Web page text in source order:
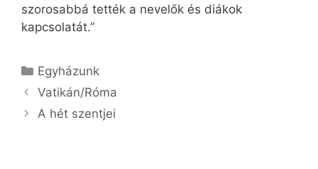
szorosabbá tették a nevelők és diákok
kapcsolatát.”
Kategória
Egyházunk
Vatikán/Róma
A hét szentjei